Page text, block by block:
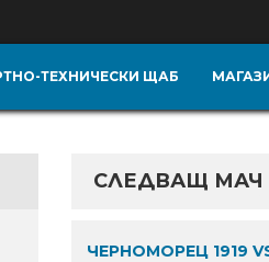
ТЕХНИЧЕСКИ ЩАБ
СЛЕДВАЩ МАЧ
ЧЕРНОМОРЕЦ 1919